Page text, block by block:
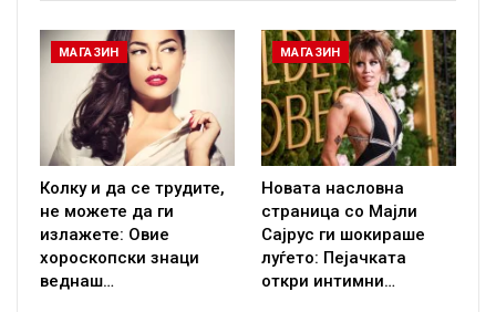
МАГАЗИН
Колку и да се трудите,
не можете да ги
излажете: Овие
хороскопски знаци
веднаш…
МАГАЗИН
Новата насловна
страница со Мајли
Сајрус ги шокираше
луѓето: Пејачката
откри интимни…